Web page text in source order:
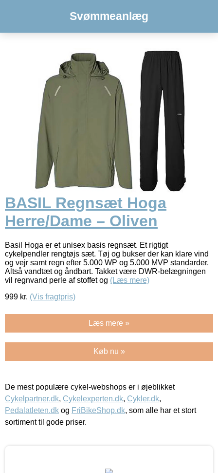
Svømmeanlæg
BASIL Regnsæt Hoga
Herre/Dame – Oliven
Basil Hoga er et unisex basis regnsæt. Et rigtigt
cykelpendler rengtøjs sæt. Tøj og bukser der kan klare vind
og vejr samt regn efter 5.000 WP og 5.000 MVP standarder.
Altså vandtæt og åndbart. Takket være DWR-belægningen
vil regnvand perle af stoffet og (Læs mere)
999 kr. (Vis fragtpris)
Læs mere »
Køb nu »
De mest populære cykel-webshops er i øjeblikket
Cykelpartner.dk, Cykelexperten.dk, Cykler.dk,
Pedalatleten.dk og FriBikeShop.dk, som alle har et stort
sortiment til gode priser.